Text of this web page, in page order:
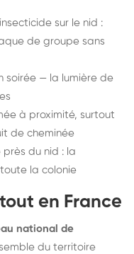
sur le nid :
de groupe sans
soirée — la lumière de
à proximité, surtout
de cheminée
près du nid : la
la colonie
en France
national de
du territoire